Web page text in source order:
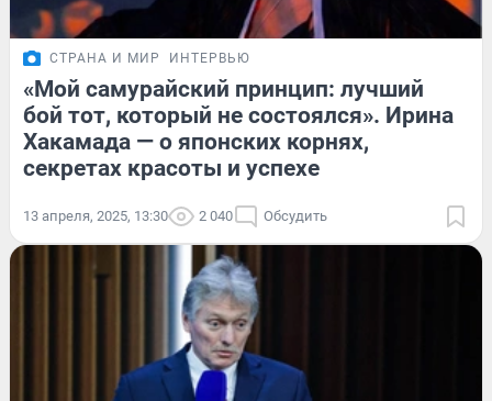
СТРАНА И МИР ИНТЕРВЬЮ
«Мой самурайский принцип: лучший
бой тот, который не состоялся». Ирина
Хакамада — о японских корнях,
секретах красоты и успехе
13 апреля, 2025, 13:30 2 040 Обсудить